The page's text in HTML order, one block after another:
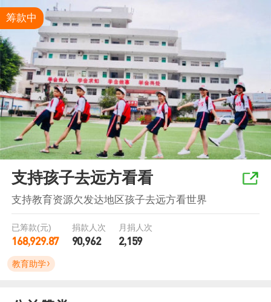
筹款中
支持孩子去远方看看
支持教育资源欠发达地区孩子去远方看世界
已筹款(元)
168,929.87
捐款人次
90,962
月捐人次
2,159
教育助学